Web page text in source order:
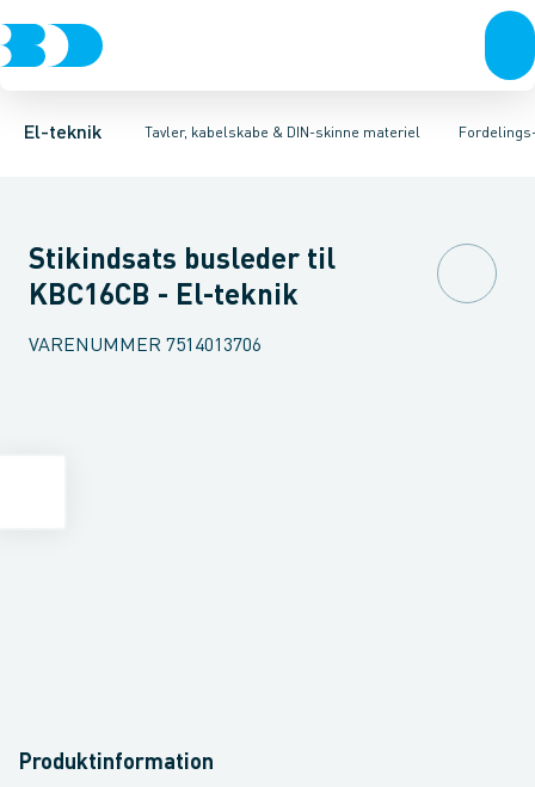
El-teknik Tavler, kabelskabe & DIN-skinne materiel
Afbrydere, stikkontakter & lampeudtagForgreningsmateriel
Tavler, kapsling og rackskabe Fordelings-/byggepladstavler
Afgangsbox for kanalskinneTilgangsboks for strømskinne
Stikindsats busleder til
KBC16CB - El-teknik
VARENUMMER 7514013706
Produktinformation